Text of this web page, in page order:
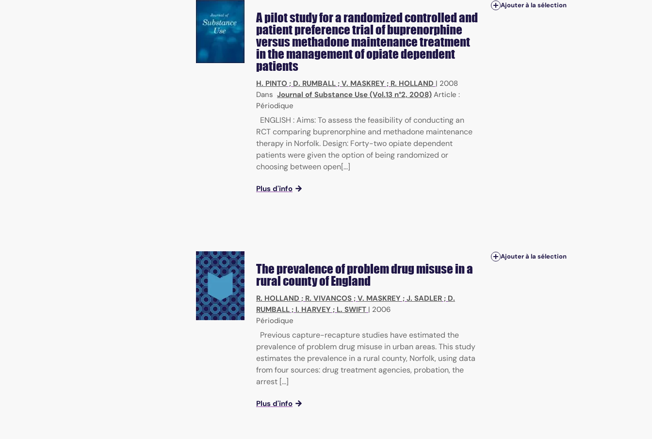
A pilot study for a randomized controlled and
patient preference trial of buprenorphine
versus methadone maintenance treatment
in the management of opiate dependent
patients
H. PINTO ; D. RUMBALL ; V. MASKREY ; R. HOLLAND | 2008
Dans Journal of Substance Use (Vol.13 n°2, 2008) Article :
Périodique
ENGLISH : Aims: To assess the feasibility of conducting an
RCT comparing buprenorphine and methadone maintenance
therapy in Norfolk. Design: Forty-two opiate dependent
patients were given the option of being randomized or
choosing between open[...]
Plus d'info
Ajouter à la sélection
The prevalence of problem drug misuse in a
rural county of England
R. HOLLAND ; R. VIVANCOS ; V. MASKREY ; J. SADLER ; D.
RUMBALL ; I. HARVEY ; L. SWIFT | 2006
Périodique
Previous capture-recapture studies have estimated the
prevalence of problem drug misuse in urban areas. This study
estimates the prevalence in a rural county, Norfolk, using data
from four sources: drug treatment agencies, probation, the
arrest [...]
Plus d'info
Ajouter à la sélection